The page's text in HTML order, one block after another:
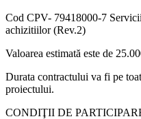
Cod CPV- 79418000-7
achizitiilor (Rev.2)
Valoarea estimată este de
Durata contractului va fi pe
proiectului.
CONDIŢII DE